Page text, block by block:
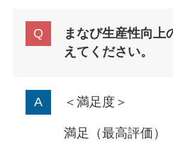
まなび生産性向上
えてください。
＜満足度＞
満足（最高評価）